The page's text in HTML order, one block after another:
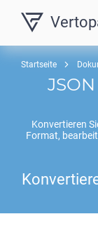
Startseite
JSON
Konvertieren
Format,